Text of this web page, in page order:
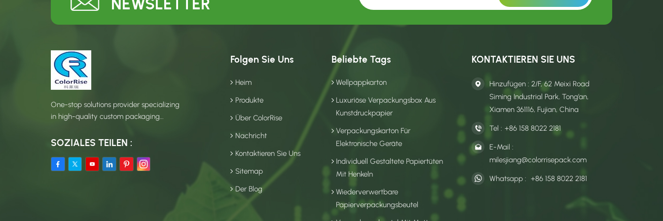
NEWSLETTER
One-stop solutions provider specializing
in high-quality custom packaging
SOZIALES TEILEN :
Folgen Sie Uns
Heim
Produkte
Über ColorRise
Nachricht
Kontaktieren Sie Uns
Sitemap
Der Blog
Beliebte Tags
Wellpappkarton
Luxuriöse Verpackungsbox Aus
Kunstdruckpapier
Verpackungskarton Für
Elektronische Geräte
Individuell Gestaltete Papiertüten
Mit Henkeln
Wiederverwertbare
Papierverpackungsbeutel
KONTAKTIEREN SIE UNS
Hinzufügen : 2/F, 62 Meixi Road
Siming Industrial Park, Tong’an,
Xiamen 361116, Fujian, China
Tel : +86 158 8022 2181
E-Mail :
milesjiang@colorrisepack.com
Whatsapp : +86 158 8022 2181